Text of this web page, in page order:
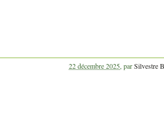
22 décembre 2025, parSilvestre